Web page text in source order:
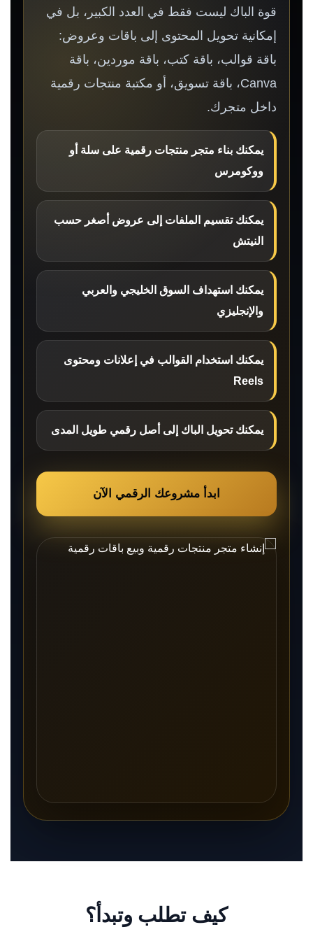
قوة الباك ليست فقط في العدد الكبير، بل في
إمكانية تحويل المحتوى إلى باقات وعروض:
باقة قوالب، باقة كتب، باقة موردين، باقة
Canva، باقة تسويق، أو مكتبة منتجات رقمية
داخل متجرك.
يمكنك بناء متجر منتجات رقمية على سلة أو
ووكومرس
يمكنك تقسيم الملفات إلى عروض أصغر حسب
النيتش
يمكنك استهداف السوق الخليجي والعربي
والإنجليزي
يمكنك استخدام القوالب في إعلانات ومحتوى
Reels
يمكنك تحويل الباك إلى أصل رقمي طويل المدى
ابدأ مشروعك الرقمي الآن
كيف تطلب وتبدأ؟